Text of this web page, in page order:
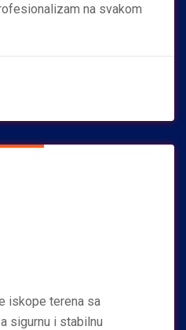
na svakom
iskope terena sa
sigurnu i stabilnu